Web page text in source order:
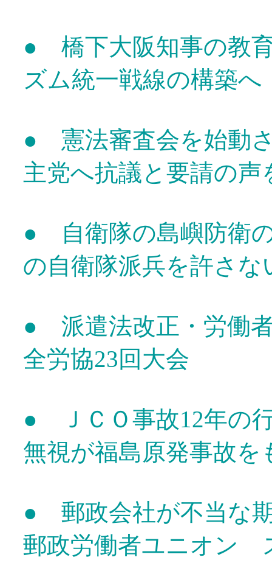
● 橋下大阪知事の
ズム統一戦線の構築へ
● 憲法審査会を始動
主党へ抗議と要請の声
● 自衛隊の島嶼防衛
の自衛隊派兵を許さな
● 派遣法改正・労働
全労協23回大会
● Ｊ ＣＯ事故12年
無視が福島原発事故
● 郵政会社が不当
郵政労働者ユニオン